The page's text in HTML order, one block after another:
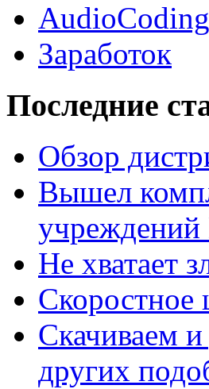
Заработок
Последние
Обзор
Вышел
Не хватает
Скоростное
Скачиваем
других